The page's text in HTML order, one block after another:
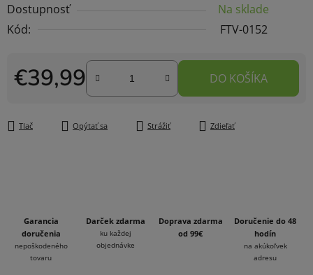
Dostupnosť
Na sklade
Kód:
FTV-0152
€39,99
Jednotková cena:
DO KOŠÍKA
Tlač Opýtať sa Strážiť Zdieľať
Garancia
doručenia
nepoškodeného
tovaru
Darček zdarma
ku každej
objednávke
Doprava zdarma
od 99€
Doručenie do 48
hodín
na akúkoľvek
adresu